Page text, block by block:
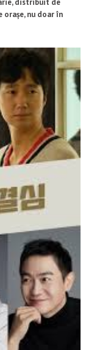
distribuit de
nu doar în